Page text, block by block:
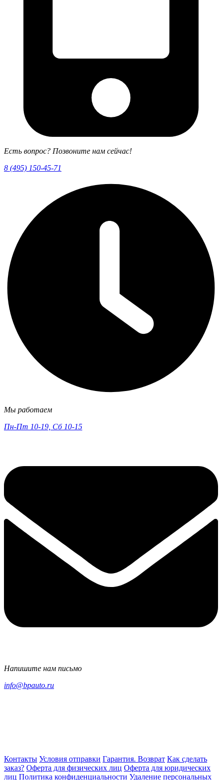
Есть вопрос? Позвоните нам сейчас!
8 (495) 150-45-71
Мы работаем
Пн-Пт 10-19, Сб 10-15
Напишите нам письмо
info@bpauto.ru
Контакты Условия отправки Гарантия. Возврат Как сделать
заказ? Оферта для физических лиц Оферта для юридических
лиц Политика конфиденциальности Удаление персональных